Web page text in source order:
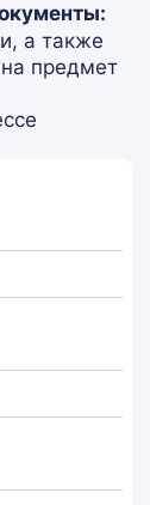
а также
предмет